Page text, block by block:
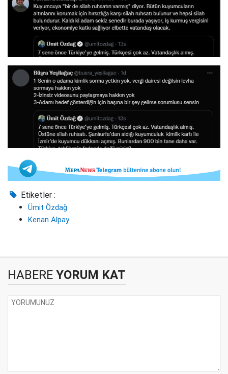
Etiketler :
Ümit Özdağ
Kenan Alpay
HABERE YORUM KAT